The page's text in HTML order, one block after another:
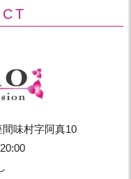
味村字阿真10